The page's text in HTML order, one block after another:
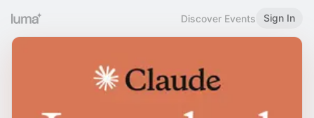
Discover Events Sign In